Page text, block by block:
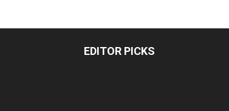
EDITOR PICKS